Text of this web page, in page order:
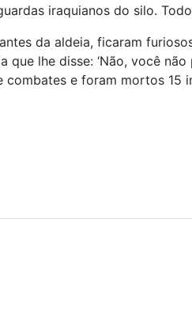
iraquianos do silo.
da aldeia, ficaram
lhe disse: ‘Não, você
e foram mortos 15